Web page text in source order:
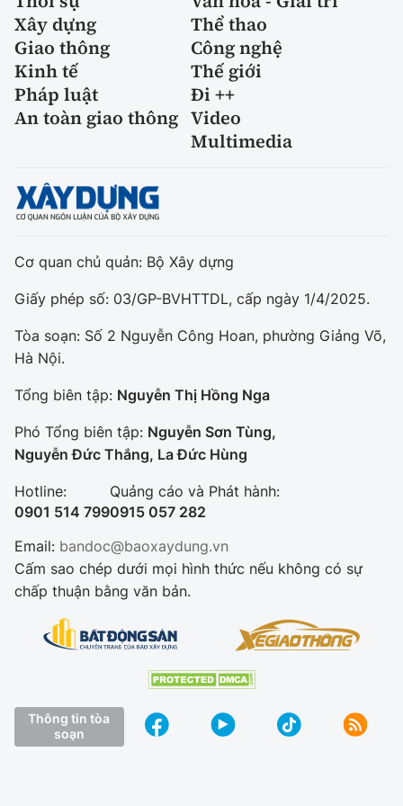
Tổng biên tập: Nguyễn Thị Hồng Nga
Phó Tổng biên tập:
Nguyễn Sơn Tùng,
Nguyễn Đức Thắng, La Đức Hùng
Hotline:
0901 514 799
Quảng cáo và Phát hành:
0915 057 282
Cấm sao chép dưới mọi hình thức nếu không có sự
chấp thuận bằng văn bản.
Thông tin tòa
soạn
Xây dựng
Thể thao
Giao thông
Công nghệ
Kinh tế
Thế giới
Pháp luật
Đi ++
An toàn giao thông Video
Multimedia
Cơ quan chủ quản: Bộ Xây dựng
Giấy phép số: 03/GP-BVHTTDL, cấp ngày 1/4/2025.
Tòa soạn: Số 2 Nguyễn Công Hoan, phường Giảng Võ,
Hà Nội.
Tổng biên tập: Nguyễn Thị Hồng Nga
Phó Tổng biên tập: Nguyễn Sơn Tùng,
Nguyễn Đức Thắng, La Đức Hùng
Hotline:
0901 514 799
Quảng cáo và Phát hành:
0915 057 282
Email: bandoc@baoxaydung.vn
Cấm sao chép dưới mọi hình thức nếu không có sự
chấp thuận bằng văn bản.
Thông tin tòa
soạn